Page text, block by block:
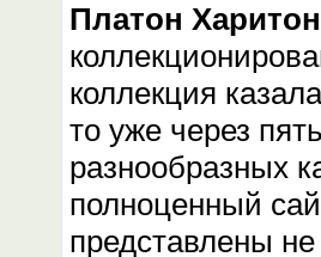
Платон
коллекция
то уже через
разнообразных
полноценный
представлены